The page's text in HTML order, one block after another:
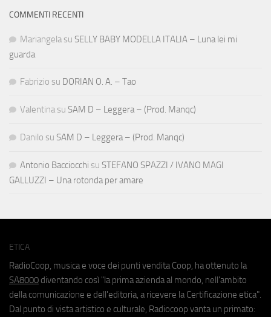
COMMENTI RECENTI
Mariangela su SELLY BABY MODELLA ITALIA – Luna lei mi
guarda
Fabrizio su DORIAN O. A. – Tao
Valentina su SAM D – Leggera – (Prod. Manqc)
Danilo su SAM D – Leggera – (Prod. Manqc)
Antonio Bacciocchi su STEFANO SPAZZI / IVANO MAGI
GALLUZZI – Una rotonda per amare
ETICA
RadioCoop, musica e voce dei punti vendita Coop, ha ottenuto la
SA8000 diventando così "la prima azienda al mondo, nell'ambito
della comunicazione e dell'editoria, a ricevere la Certificazione etica".
Dal punto di vista artistico e culturale, Radiocoop vanta un primato: